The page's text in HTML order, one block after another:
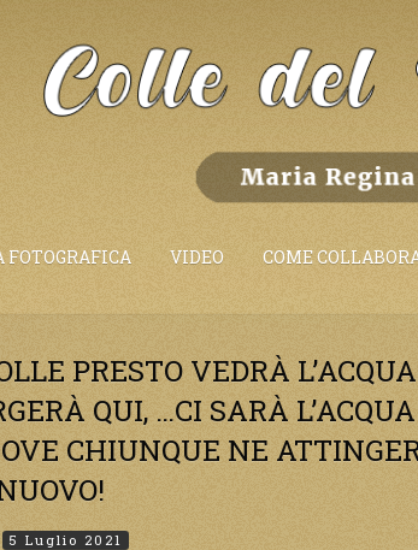
FOTOGRAFICA VIDEO COME
PRESTO VEDRÀ
QUI, …CI SARÀ
CHIUNQUE NE
5 Luglio 2021